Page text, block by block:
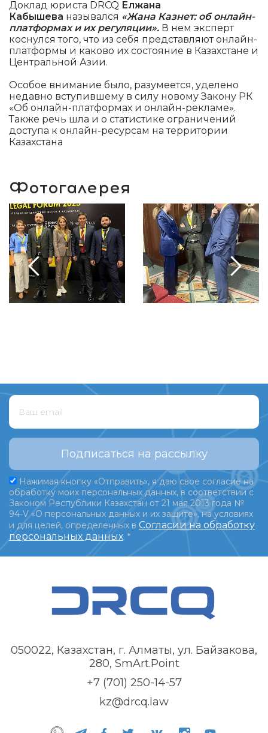
Доклад юриста DRCQ Елжана
Кабышева назывался «Жана Казнет: об онлайн-
платформах и их регуляции». В нем эксперт
коснулся того, что из себя представляют онлайн-
платформы и каково их состояние в Казахстане и
Центральной Азии.
Особое внимание было, разумеется, уделено
недавно вступившему в силу новому Закону РК
«Об онлайн-платформах и онлайн-рекламе».
Также речь шла и о статистике ограничений
доступа к онлайн-ресурсам на территории
Казахстана
Фотогалерея
Подписаться на рассылку
Нажимая кнопку «Отправить», я даю свое согласие на
обработку моих персональных данных, в соответствии с
Законом Республики Казахстан от 21 мая 2013 года №
94-V «О персональных данных и их защите», на условиях
и для целей, определенных в Согласии на обработку
персональных данных. *
050022, Казахстан, г. Алматы, ул. Байзакова,
280, SmArt.Point
+7 (701) 250-14-57
kz@drcq.law